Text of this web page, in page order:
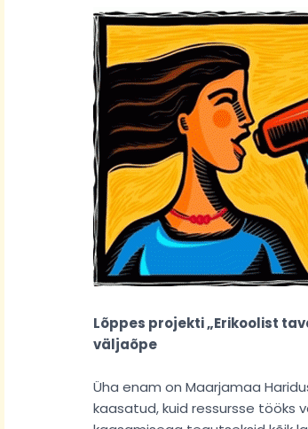
Lõppes projekti „Erikoolist
väljaõpe
Üha enam on Maarjamaa
kaasatud, kuid ressursse tööks